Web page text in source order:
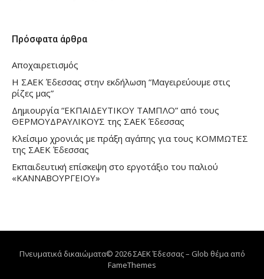
Πρόσφατα άρθρα
Αποχαιρετισμός
Η ΣΑΕΚ Έδεσσας στην εκδήλωση “Μαγειρεύουμε στις
ρίζες μας”
Δημιουργία “ΕΚΠΑΙΔΕΥΤΙΚΟΥ ΤΑΜΠΛΟ” από τους
ΘΕΡΜΟΥΔΡΑΥΛΙΚΟΥΣ της ΣΑΕΚ Έδεσσας
Κλείσιμο χρονιάς με πράξη αγάπης για τους ΚΟΜΜΩΤΕΣ
της ΣΑΕΚ Έδεσσας
Εκπαιδευτική επίσκεψη στο εργοτάξιο του παλιού
«ΚΑΝΝΑΒΟΥΡΓΕΙΟΥ»
Πνευματικά δικαιώματα© 2026 ΣΑΕΚ Έδεσσας– Glob θέμα από
FameThemes